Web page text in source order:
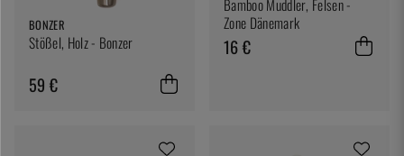
BONZER
Stößel, Holz - Bonzer
59 €
Bamboo Muddler, Felsen -
Zone Dänemark
16 €